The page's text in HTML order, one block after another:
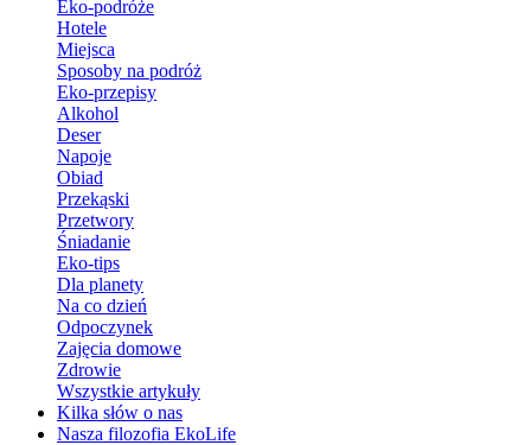
Eko-podróże
Hotele
Miejsca
Sposoby na podróż
Eko-przepisy
Alkohol
Deser
Napoje
Obiad
Przekąski
Przetwory
Śniadanie
Eko-tips
Dla planety
Na co dzień
Odpoczynek
Zajęcia domowe
Zdrowie
Wszystkie artykuły
Kilka słów o nas
Nasza filozofia EkoLife